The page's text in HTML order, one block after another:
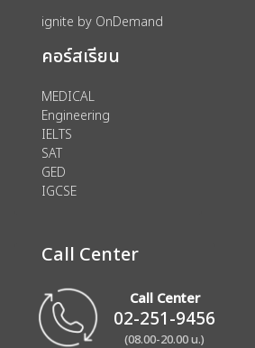
ignite by OnDemand
คอร์สเรียน
MEDICAL
Engineering
IELTS
SAT
GED
IGCSE
Call Center
Call Center
02-251-9456
(08.00-20.00 น.)